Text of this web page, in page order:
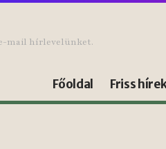
mail hírlevelünket.
Főoldal Friss